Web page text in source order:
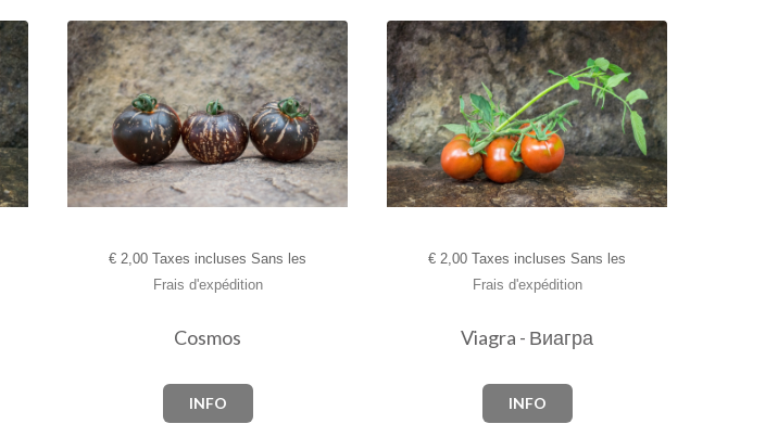
€ 2,00 Taxes incluses Sans les
Frais d'expédition
Cosmos
INFO
€ 2,00 Taxes incluses Sans les
Frais d'expédition
Viagra - Виагра­
INFO